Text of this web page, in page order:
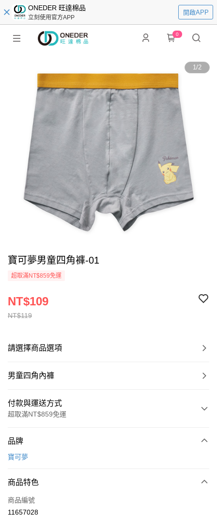
ONEDER 旺達棉品
立刻使用官方APP
開啟APP
0
1/2
寶可夢男童四角褲-01
超取滿NT$859免運
NT$119
NT$109
請選擇商品選項
男童四角內褲
付款與運送方式
超取滿NT$859免運
信用卡一次付款
LINE Pay
Apple Pay
品牌
寶可夢
商品特色
商品編號
11657028